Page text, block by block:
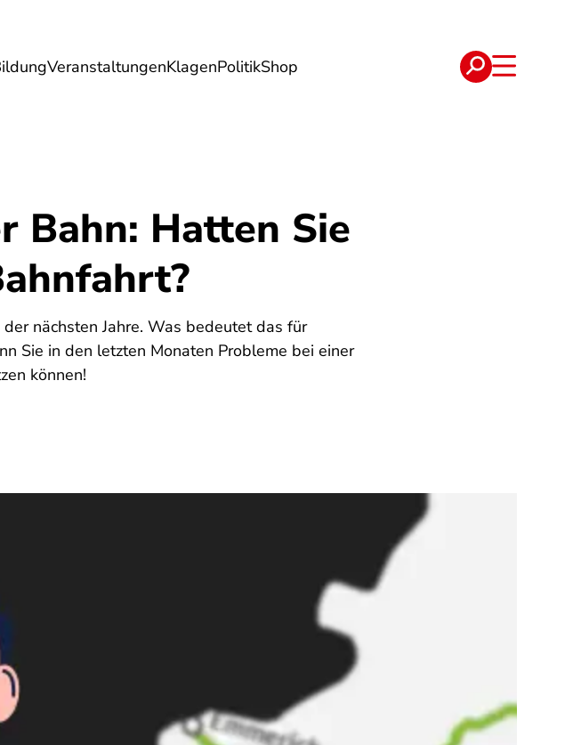
VeranstaltungenKlagenPolitikShop
Energie Reise Verträge
Bahn: Hatten Sie
nächsten Jahre. Was bedeutet das für
Sie in den letzten Monaten Probleme bei einer
können!